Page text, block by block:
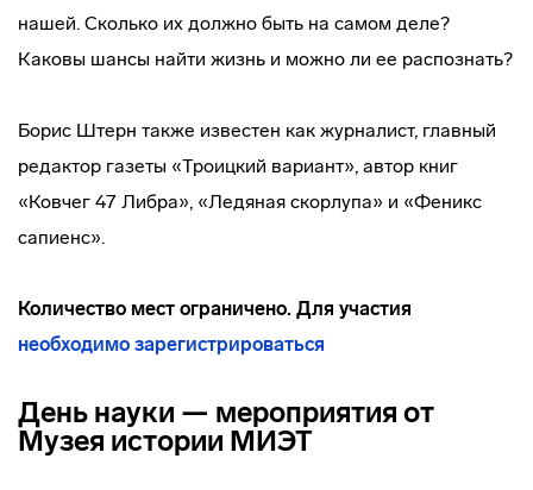
нашей. Сколько их должно быть на самом деле?
Каковы шансы найти жизнь и можно ли ее распознать?
Борис Штерн также известен как журналист, главный
редактор газеты «Троицкий вариант», автор книг
«Ковчег 47 Либра», «Ледяная скорлупа» и «Феникс
сапиенс».
Количество мест ограничено. Для участия
необходимо зарегистрироваться
День науки — мероприятия от
Музея истории МИЭТ